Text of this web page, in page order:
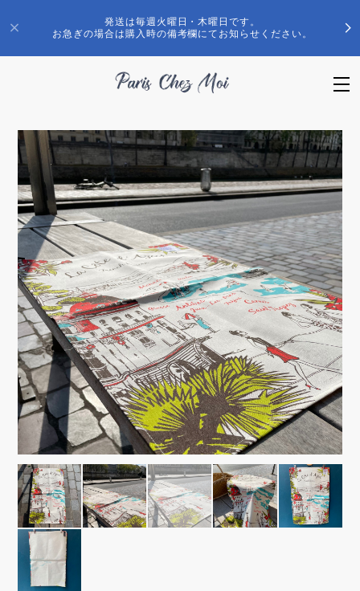
発送は毎週火曜日・木曜日です。
お急ぎの場合は購入時の備考欄にてお知らせください。